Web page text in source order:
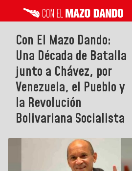
Con El Mazo Dando:
Una Década de Batalla
junto a Chávez, por
Venezuela, el Pueblo y
la Revolución
Bolivariana Socialista